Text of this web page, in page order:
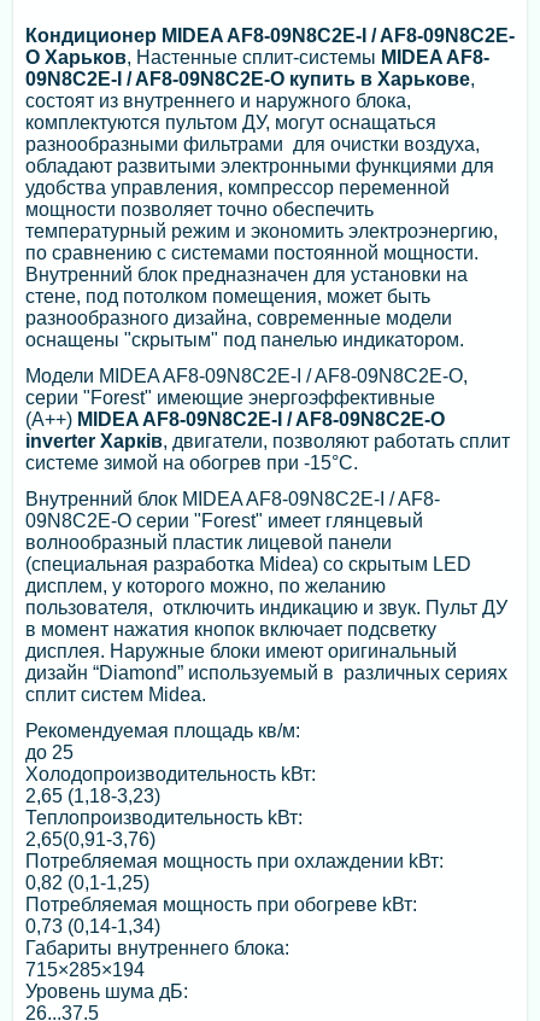
Кондиционер MIDEA AF8-09N8C2E-I / AF8-09N8C2E-
O Харьков, Настенные сплит-системы MIDEA AF8-
09N8C2E-I / AF8-09N8C2E-O купить в Харькове,
состоят из внутреннего и наружного блока,
комплектуются пультом ДУ, могут оснащаться
разнообразными фильтрами для очистки воздуха,
обладают развитыми электронными функциями для
удобства управления, компрессор переменной
мощности позволяет точно обеспечить
температурный режим и экономить электроэнергию,
по сравнению с системами постоянной мощности.
Внутренний блок предназначен для установки на
стене, под потолком помещения, может быть
разнообразного дизайна, современные модели
оснащены "скрытым" под панелью индикатором.
Модели MIDEA AF8-09N8C2E-I / AF8-09N8C2E-O,
серии "Forest" имеющие энергоэффективные
(А++) MIDEA AF8-09N8C2E-I / AF8-09N8C2E-O
inverter Харків, двигатели, позволяют работать сплит
системе зимой на обогрев при -15°С.
Внутренний блок MIDEA AF8-09N8C2E-I / AF8-
09N8C2E-O серии "Forest" имеет глянцевый
волнообразный пластик лицевой панели
(специальная разработка Midea) со скрытым LED
дисплем, у которого можно, по желанию
пользователя, отключить индикацию и звук. Пульт ДУ
в момент нажатия кнопок включает подсветку
дисплея. Наружные блоки имеют оригинальный
дизайн “Diamond” используемый в различных сериях
сплит систем Midea.
Рекомендуемая площадь кв/м:
до 25
Холодопроизводительность kВт:
2,65 (1,18-3,23)
Теплопроизводительность kВт:
2,65(0,91-3,76)
Потребляемая мощность при охлаждении kВт:
0,82 (0,1-1,25)
Потребляемая мощность при обогреве kВт:
0,73 (0,14-1,34)
Габариты внутреннего блока:
715×285×194
Уровень шума дБ:
26...37.5